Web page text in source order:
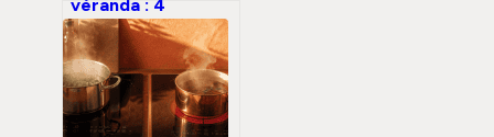
solutions pour un
confort thermique
durable sans
explosion des
factures